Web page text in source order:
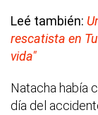
Leé también:
rescatista en
vida"
Natacha había
día del